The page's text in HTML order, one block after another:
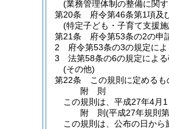
(業務管理体制の整備に関
第20条
府令第46条第1項及
(特定子ども・子育て支援
第21条
府令第53条の2の申
2
府令第53条の3の規定に
3
法第58条の6の規定によ
(その他)
第22条
この規則に定める
附 則
この規則は、平成27年4月1
附 則(平成27年規則
この規則は、公布の日から